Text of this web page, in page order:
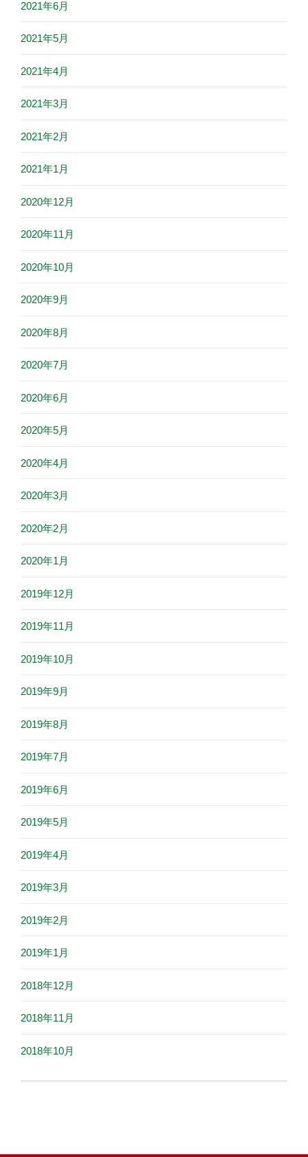
2021年6月
2021年5月
2021年4月
2021年3月
2021年2月
2021年1月
2020年12月
2020年11月
2020年10月
2020年9月
2020年8月
2020年7月
2020年6月
2020年5月
2020年4月
2020年3月
2020年2月
2020年1月
2019年12月
2019年11月
2019年10月
2019年9月
2019年8月
2019年7月
2019年6月
2019年5月
2019年4月
2019年3月
2019年2月
2019年1月
2018年12月
2018年11月
2018年10月